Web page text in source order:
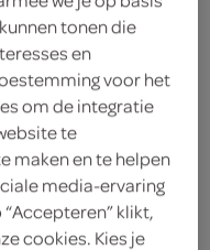
bij de
tonen die
en
voor het
om de integratie
te
maken en te helpen
media-ervaring
klikt,
cookies. Kies je